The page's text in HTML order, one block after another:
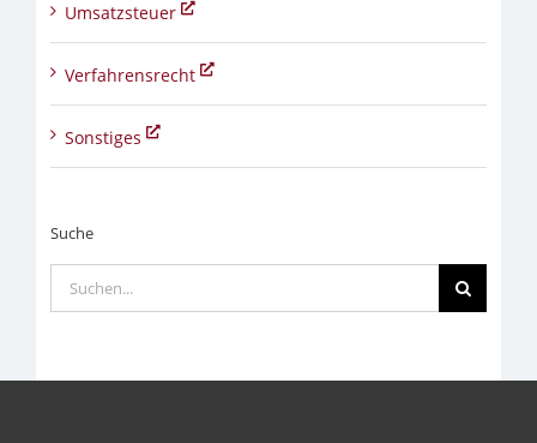
Umsatzsteuer
Verfahrensrecht
Sonstiges
Suche
Suche
nach: